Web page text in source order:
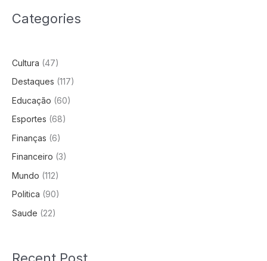
Categories
Cultura (47)
Destaques (117)
Educação (60)
Esportes (68)
Finanças (6)
Financeiro (3)
Mundo (112)
Politica (90)
Saude (22)